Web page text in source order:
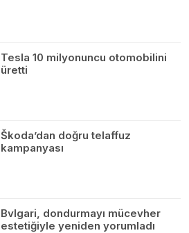
Tesla 10 milyonuncu otomobilini
üretti
Škoda’dan doğru telaffuz
kampanyası
Bvlgari, dondurmayı mücevher
estetiğiyle yeniden yorumladı